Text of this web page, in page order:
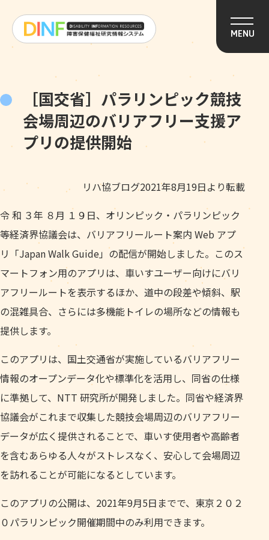
MENU
［国交省］パラリンピック競技
会場周辺のバリアフリー支援ア
プリの提供開始
リハ協ブログ2021年8月19日より転載
令 和 ３年 ８月 １９日、オリンピック・パラリンピック
等経済界協議会は、バリアフリールート案内 Web アプ
リ「Japan Walk Guide」の配信が開始しました。このス
マートフォン用のアプリは、車いすユーザー向けにバリ
アフリールートを表示するほか、道中の段差や傾斜、駅
の混雑具合、さらには多機能トイレの場所などの情報も
提供します。
このアプリは、国土交通省が実施しているバリアフリー
情報のオープンデータ化や標準化を活用し、同省の仕様
に準拠して、NTT 研究所が開発しました。同省や経済界
協議会がこれまで収集した競技会場周辺のバリアフリー
データが広く提供されることで、車いす使用者や高齢者
を含むあらゆる人々がストレスなく、安心して会場周辺
を訪れることが可能になるとしています。
このアプリの公開は、2021年9月5日までで、東京２０２
０パラリンピック開催期間中のみ利用できます。